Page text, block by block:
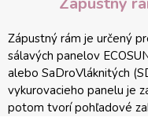
Zápustný rám je určený
sálavých panelov
alebo SaDroVláknitých
vykurovacieho panelu je
potom tvorí pohľadové